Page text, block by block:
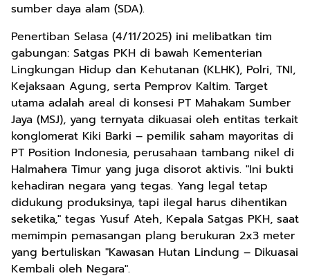
sumber daya alam (SDA).
Penertiban Selasa (4/11/2025) ini melibatkan tim
gabungan: Satgas PKH di bawah Kementerian
Lingkungan Hidup dan Kehutanan (KLHK), Polri, TNI,
Kejaksaan Agung, serta Pemprov Kaltim. Target
utama adalah areal di konsesi PT Mahakam Sumber
Jaya (MSJ), yang ternyata dikuasai oleh entitas terkait
konglomerat Kiki Barki – pemilik saham mayoritas di
PT Position Indonesia, perusahaan tambang nikel di
Halmahera Timur yang juga disorot aktivis. "Ini bukti
kehadiran negara yang tegas. Yang legal tetap
didukung produksinya, tapi ilegal harus dihentikan
seketika," tegas Yusuf Ateh, Kepala Satgas PKH, saat
memimpin pemasangan plang berukuran 2x3 meter
yang bertuliskan "Kawasan Hutan Lindung – Dikuasai
Kembali oleh Negara".